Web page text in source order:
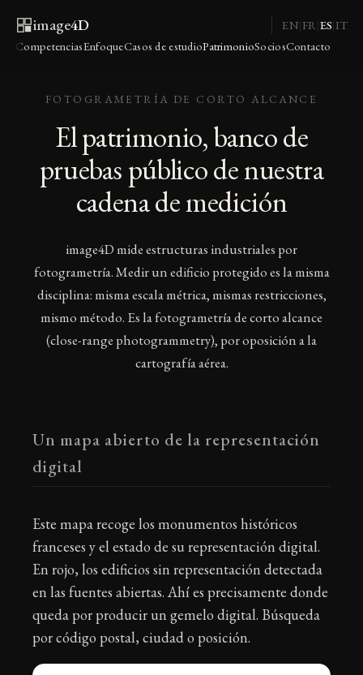
image4D
CompetenciasEnfoqueCasos de estudioPatrimonioSociosContacto
EN|FR|ES|IT
FOTOGRAMETRÍA DE CORTO ALCANCE
El patrimonio, banco de
pruebas público de nuestra
cadena de medición
image4D mide estructuras industriales por
fotogrametría. Medir un edificio protegido es la misma
disciplina: misma escala métrica, mismas restricciones,
mismo método. Es la fotogrametría de corto alcance
(close-range photogrammetry), por oposición a la
cartografía aérea.
Un mapa abierto de la representación
digital
Este mapa recoge los monumentos históricos
franceses y el estado de su representación digital.
En rojo, los edificios sin representación detectada
en las fuentes abiertas. Ahí es precisamente donde
queda por producir un gemelo digital. Búsqueda
por código postal, ciudad o posición.